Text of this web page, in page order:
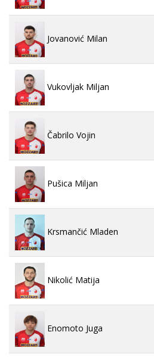
Jovanović Milan
Vukovljak Miljan
Čabrilo Vojin
Pušica Miljan
Krsmančić Mladen
Nikolić Matija
Enomoto Juga